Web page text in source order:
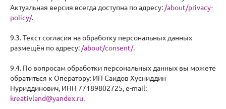
Актуальная версия всегда доступна по адресу: /about/privacy-
policy/.
9.3. Текст согласия на обработку персональных данных
размещён по адресу: /about/consent/.
9.4. По вопросам обработки персональных данных вы можете
обратиться к Оператору: ИП Саидов Хусниддин
Нуриддинович, ИНН 77189802725, e-mail:
kreativland@yandex.ru.